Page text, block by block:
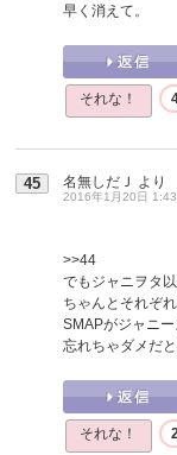
早く消えて。
それな！
45 名無しだＪ より
2016年1月20日
>>44
でもジャニヲタ
ちゃんとそれぞ
SMAPがジャニ
忘れちゃダメだと
それな！